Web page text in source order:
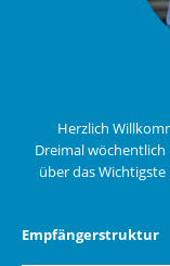
Herzlich
Dreimal
über das Wichtigste
Empfängerstruktur